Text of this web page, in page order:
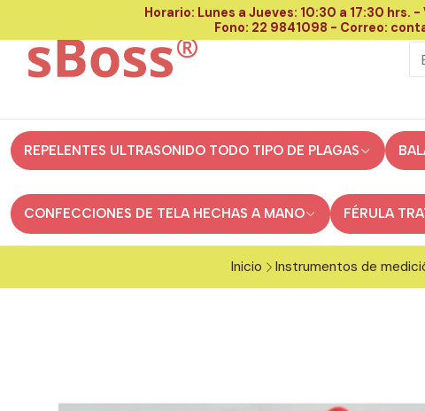
REPELENTES ULTRASONIDO TODO TIPO DE PLAGAS
CONFECCIONES DE TELA HECHAS A MANO FÉRULA
Horario: Lunes a Jueves: 10:30 a 17:30 hrs.
Fono: 22 9841098 - Correo:
Inicio Instrumentos de